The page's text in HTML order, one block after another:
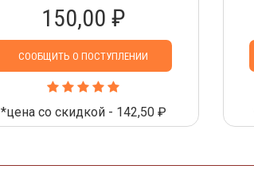
150,00 ₽
СООБЩИТЬ О ПОСТУПЛЕНИИ
*цена со скидкой - 142,50 ₽